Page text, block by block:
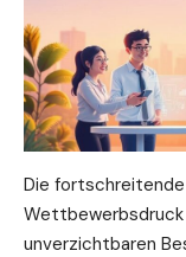
Die fortschreitende
Wettbewerbsdruck
unverzichtbaren